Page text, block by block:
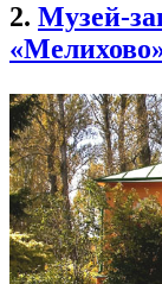
2. Музей-